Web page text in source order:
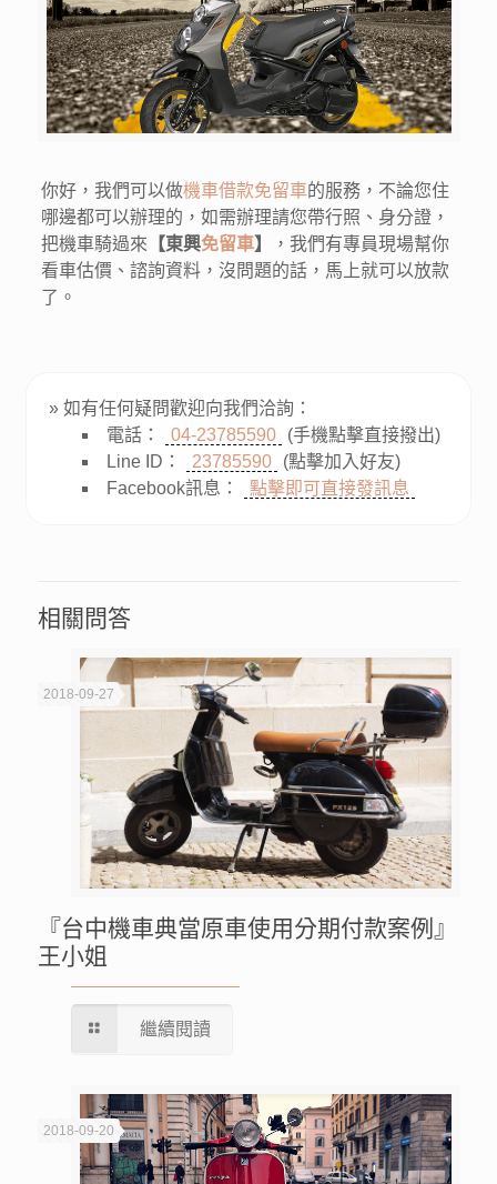
你好，我們可以做機車借款免留車的服務，不論您住
哪邊都可以辦理的，如需辦理請您帶行照、身分證，
把機車騎過來 【東興免留車】
，我們有專員現場幫你
看車估價、諮詢資料，沒問題的話，馬上就可以放款
了。
» 如有任何疑問歡迎向我們洽詢：
電話：
04-23785590
(手機點擊直接撥出)
Line ID：
23785590
(點擊加入好友)
Facebook訊息：
點擊即可直接發訊息
相關問答
2018-09-27
『台中機車典當原車使用分期付款案例』
王小姐
繼續閱讀
2018-09-20